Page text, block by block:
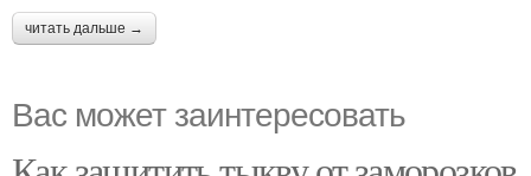
читать дальше →
Вас может заинтересовать